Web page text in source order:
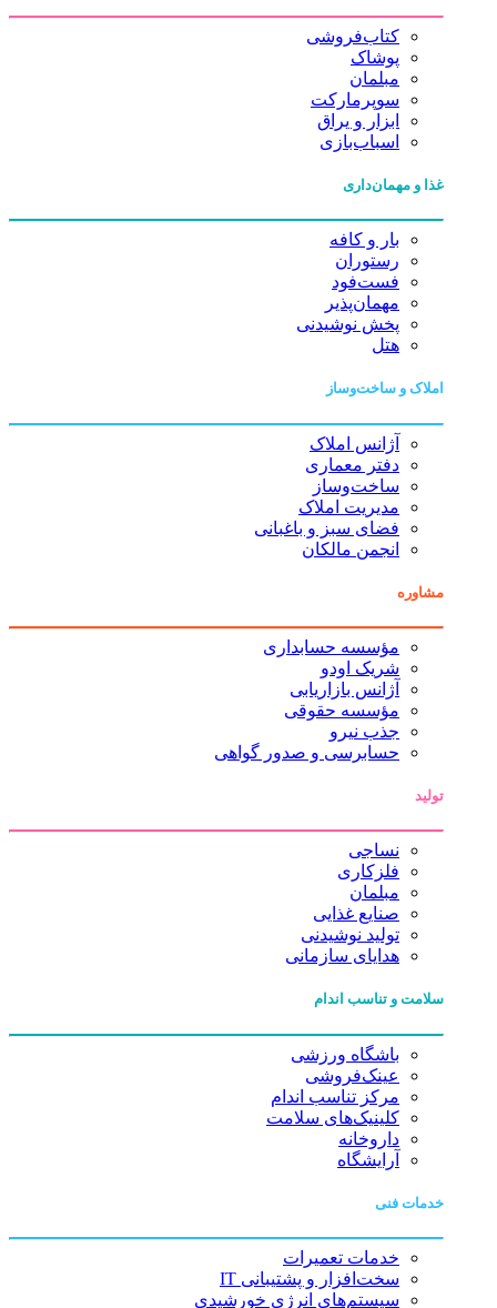
کتاب‌فروشی
پوشاک
مبلمان
سوپرمارکت
ابزار و یراق
اسباب‌بازی
غذا و مهمان‌داری
بار و کافه
رستوران
فست‌فود
مهمان‌پذیر
پخش نوشیدنی
هتل
املاک و ساخت‌وساز
آژانس املاک
دفتر معماری
ساخت‌وساز
مدیریت املاک
فضای سبز و باغبانی
انجمن مالکان
مشاوره
مؤسسه حسابداری
شریک اودو
آژانس بازاریابی
مؤسسه حقوقی
جذب نیرو
حسابرسی و صدور گواهی
تولید
نساجی
فلزکاری
مبلمان
صنایع غذایی
تولید نوشیدنی
هدایای سازمانی
سلامت و تناسب اندام
باشگاه ورزشی
عینک‌فروشی
مرکز تناسب اندام
کلینیک‌های سلامت
داروخانه
آرایشگاه
خدمات فنی
خدمات تعمیرات
سخت‌افزار و پشتیبانی IT
سیستم‌های انرژی خورشیدی